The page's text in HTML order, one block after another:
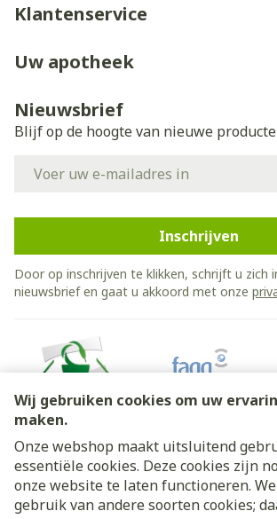
Wij gebruiken cookies om uw
maken.
Onze webshop maakt uitsluitend
essentiële cookies. Deze cookies zijn
onze website te laten functioneren.
gebruik van andere soorten cookies;
Klantenservice
Uw apotheek
Nieuwsbrief
Blijf op de hoogte van nieuwe
Inschrijven
Door op inschrijven te klikken, schrijft u zich
nieuwsbrief en gaat u akkoord met onze
Juridische links